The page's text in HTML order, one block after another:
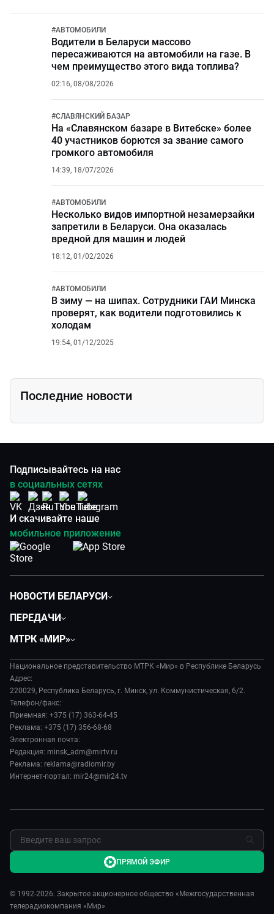
#АВТОМОБИЛИ
Водители в Беларуси массово
пересаживаются на автомобили на газе. В
чем преимущество этого вида топлива?
02:16, 08/08/2026
#СЛАВЯНСКИЙ БАЗАР
На «Славянском базаре в Витебске» более
40 участников борются за звание самого
громкого автомобиля
14:39, 18/07/2026
#АВТОМОБИЛИ
Несколько видов импортной незамерзайки
запретили в Беларуси. Она оказалась
вредной для машин и людей
18:12, 01/02/2026
#АВТОМОБИЛИ
В зиму — на шипах. Сотрудники ГАИ Минска
проверят, как водители подготовились к
холодам
19:54, 01/12/2025
Последние новости
Подписывайтесь на нас
в социальных сетях
И скачивайте наше
мобильное приложение
НОВОСТИ БЕЛАРУСИ
Экономика
Происшествия
Наука и технологии
Здоровье и медицина
Авто
Культура
Спорт
ПЕРЕДАЧИ
Все как у людей
Вместе выгодно
Евразия. Культурно
Евразия. Регионы
Наши иностранцы
Пять причин поехать в...
Сделано в Содружестве
МТРК «МИР»
История
Руководство
Лица мира
Новости
Пресса о нас
Карьера
Реклама
Национальное представительство МТРК «Мир» в Республике Беларусь
Адрес:
220029, Республика Беларусь, г. Минск, ул. Коммунистическая, 6/2.
Телефон/факс:
Приемная: +375 (17) 363-64-45
Реклама: +375 (17) 356-68-68
Электронная почта:
Редакция: minsk_adm@mirtv.ru
Реклама: reklama@radiomir.by
Интернет-портал: mir24@mir24.tv
© 1992-2026. Закрытое акционерное общество «Межгосударственная
телерадиокомпания «Мир»
ПРЯМОЙ ЭФИР